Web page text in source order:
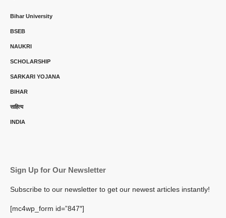
Bihar University
BSEB
NAUKRI
SCHOLARSHIP
SARKARI YOJANA
BIHAR
साहित्य
INDIA
Sign Up for Our Newsletter
Subscribe to our newsletter to get our newest articles instantly!
[mc4wp_form id=”847″]